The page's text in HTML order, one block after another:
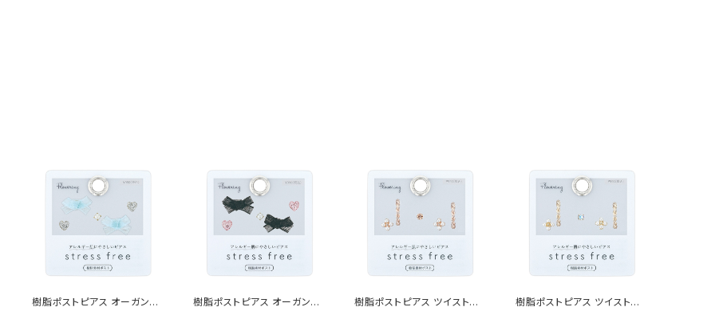
樹脂ポストピアス オーガンジ
樹脂ポストピアス オーガンジ
樹脂ポストピアス ツイストフ
樹脂ポストピアス ツイストフ